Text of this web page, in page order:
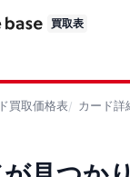
買取表
買取価格表 カード詳